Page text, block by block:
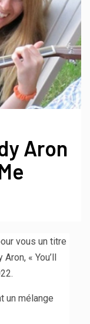
Aron
vous un titre
« You’ll
un mélange